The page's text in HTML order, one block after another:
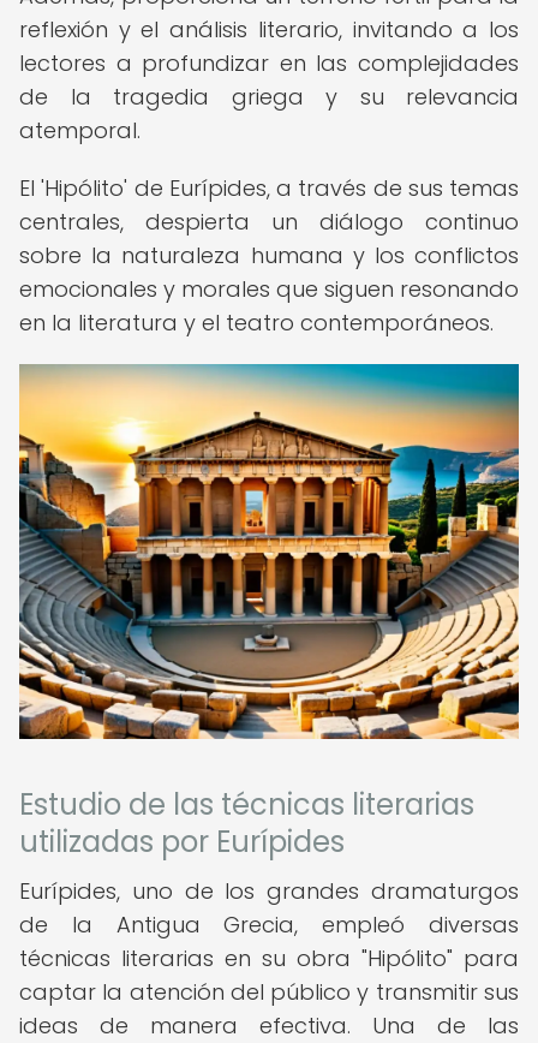
reflexión y el análisis literario, invitando a los
lectores a profundizar en las complejidades
de la tragedia griega y su relevancia
atemporal.
El 'Hipólito' de Eurípides, a través de sus temas
centrales, despierta un diálogo continuo
sobre la naturaleza humana y los conflictos
emocionales y morales que siguen resonando
en la literatura y el teatro contemporáneos.
Estudio de las técnicas literarias
utilizadas por Eurípides
Eurípides, uno de los grandes dramaturgos
de la Antigua Grecia, empleó diversas
técnicas literarias en su obra "Hipólito" para
captar la atención del público y transmitir sus
ideas de manera efectiva. Una de las